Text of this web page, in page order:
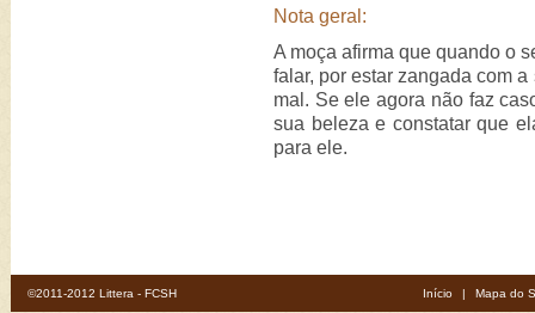
Nota geral:
A moça afirma que quando o
falar, por estar zangada com
mal. Se ele agora não faz
sua beleza e constatar que
para ele.
©2011-2012 Littera - FCSH Início | Mapa do